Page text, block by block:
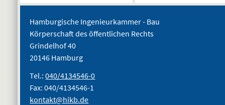
Hamburgische Ingenieurkammer - Bau
Körperschaft des öffentlichen Rechts
Grindelhof 40
20146 Hamburg
Tel.:040/4134546-0
Fax: 040/4134546-1
kontakt@hikb.de